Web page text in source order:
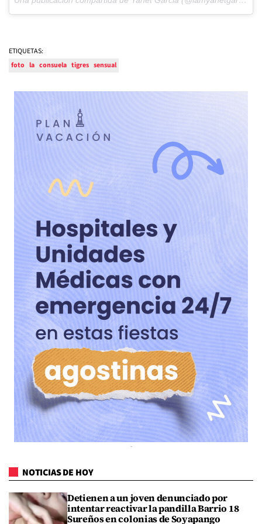
ETIQUETAS:
foto la consuela tigres sensual
NOTICIAS DE HOY
Detienen a un joven denunciado por
intentar reactivar la pandilla Barrio 18
Sureños en colonias de Soyapango